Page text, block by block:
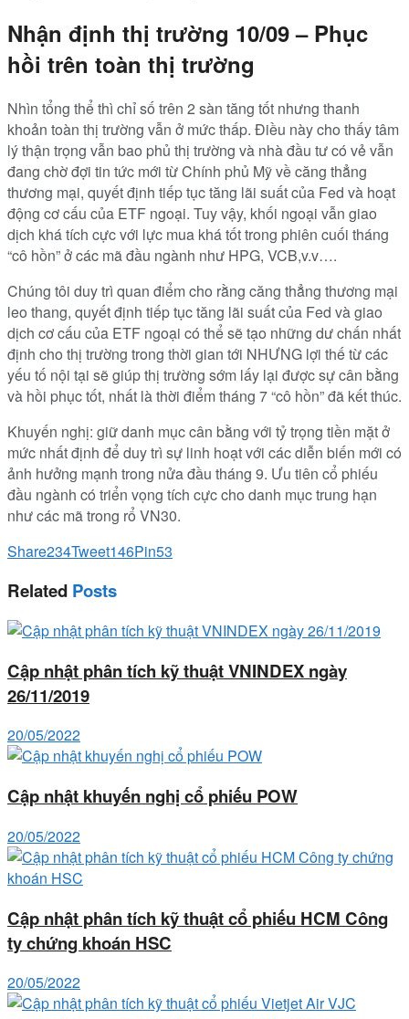
Nhận định thị trường 10/09 – Phục
hồi trên toàn thị trường
Nhìn tổng thể thì chỉ số trên 2 sàn tăng tốt nhưng thanh
khoản toàn thị trường vẫn ở mức thấp. Điều này cho thấy tâm
lý thận trọng vẫn bao phủ thị trường và nhà đầu tư có vẻ vẫn
đang chờ đợi tin tức mới từ Chính phủ Mỹ về căng thẳng
thương mại, quyết định tiếp tục tăng lãi suất của Fed và hoạt
động cơ cấu của ETF ngoại. Tuy vậy, khối ngoại vẫn giao
dịch khá tích cực với lực mua khá tốt trong phiên cuối tháng
“cô hồn” ở các mã đầu ngành như HPG, VCB,v.v….
Chúng tôi duy trì quan điểm cho rằng căng thẳng thương mại
leo thang, quyết định tiếp tục tăng lãi suất của Fed và giao
dịch cơ cấu của ETF ngoại có thể sẽ tạo những dư chấn nhất
định cho thị trường trong thời gian tới NHƯNG lợi thế từ các
yếu tố nội tại sẽ giúp thị trường sớm lấy lại được sự cân bằng
và hồi phục tốt, nhất là thời điểm tháng 7 “cô hồn” đã kết thúc.
Khuyến nghị: giữ danh mục cân bằng với tỷ trọng tiền mặt ở
mức nhất định để duy trì sự linh hoạt với các diễn biến mới có
ảnh hưởng mạnh trong nửa đầu tháng 9. Ưu tiên cổ phiếu
đầu ngành có triển vọng tích cực cho danh mục trung hạn
như các mã trong rổ VN30.
Share234Tweet146Pin53
Related Posts
Cập nhật phân tích kỹ thuật VNINDEX ngày
26/11/2019
20/05/2022
Cập nhật khuyến nghị cổ phiếu POW
20/05/2022
Cập nhật phân tích kỹ thuật cổ phiếu HCM Công
ty chứng khoán HSC
20/05/2022